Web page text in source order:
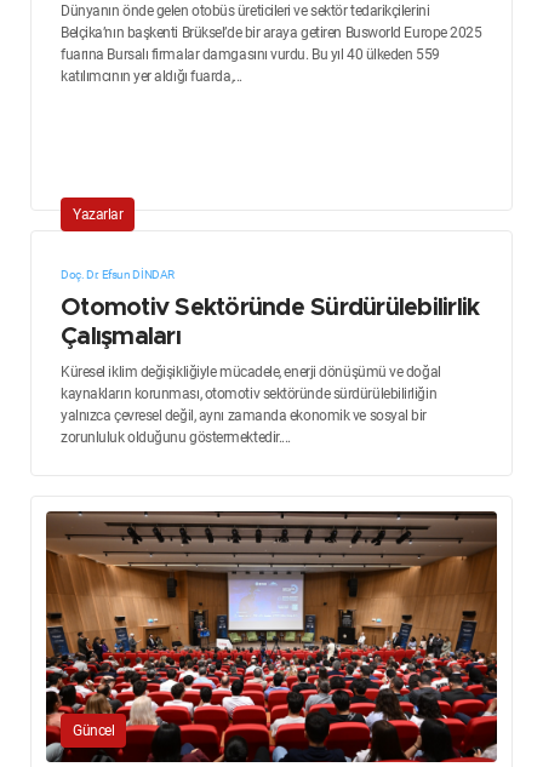
Dünyanın önde gelen otobüs üreticileri ve sektör tedarikçilerini
Belçika’nın başkenti Brüksel’de bir araya getiren Busworld Europe 2025
fuarına Bursalı firmalar damgasını vurdu. Bu yıl 40 ülkeden 559
katılımcının yer aldığı fuarda,...
Yazarlar
Doç. Dr. Efsun DİNDAR
Otomotiv Sektöründe Sürdürülebilirlik
Çalışmaları
Küresel iklim değişikliğiyle mücadele, enerji dönüşümü ve doğal
kaynakların korunması, otomotiv sektöründe sürdürülebilirliğin
yalnızca çevresel değil, aynı zamanda ekonomik ve sosyal bir
zorunluluk olduğunu göstermektedir....
Güncel